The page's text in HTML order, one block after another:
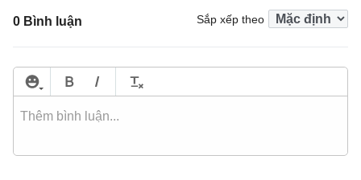
0 Bình luận Sắp xếp theo